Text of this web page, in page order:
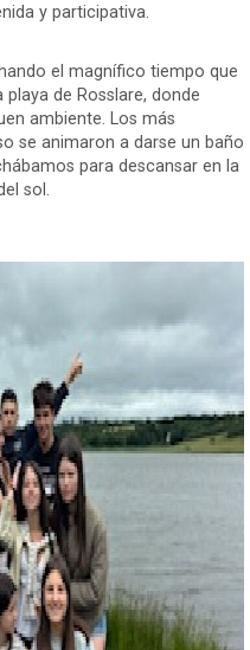
y participativa.
el magnífico tiempo que
de Rosslare, donde
ambiente. Los más
se animaron a darse un baño
para descansar en la
sol.